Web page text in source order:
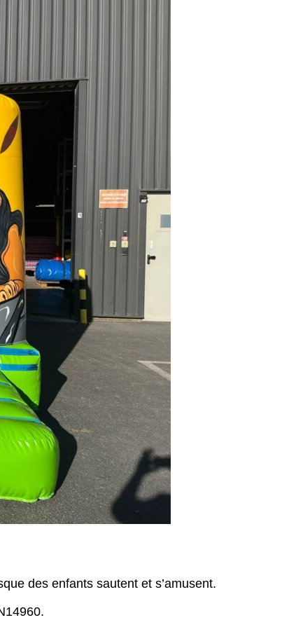
des enfants sautent et s’amusent.